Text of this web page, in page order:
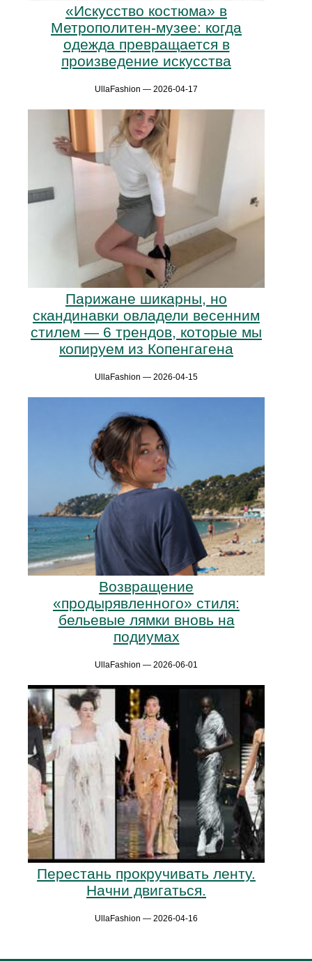
«Искусство костюма» в
Метрополитен-музее: когда
одежда превращается в
произведение искусства
UllaFashion — 2026-04-17
Парижане шикарны, но
скандинавки овладели весенним
стилем — 6 трендов, которые мы
копируем из Копенгагена
UllaFashion — 2026-04-15
Возвращение
«продырявленного» стиля:
бельевые лямки вновь на
подиумах
UllaFashion — 2026-06-01
Перестань прокручивать ленту.
Начни двигаться.
UllaFashion — 2026-04-16